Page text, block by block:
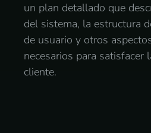
un plan detallado que
del sistema, la estructura
de usuario y otros
necesarios para satisfacer
cliente.